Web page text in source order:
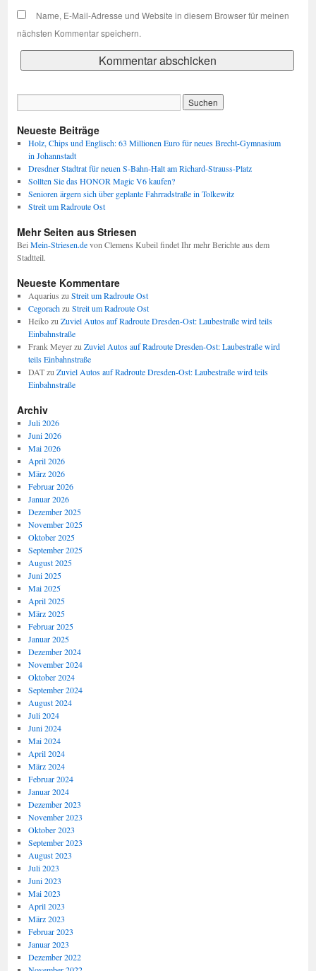
Name, E-Mail-Adresse und Website in diesem Browser für meinen
nächsten Kommentar speichern.
Neueste Beiträge
Holz, Chips und Englisch: 63 Millionen Euro für neues Brecht-Gymnasium
in Johannstadt
Dresdner Stadtrat für neuen S-Bahn-Halt am Richard-Strauss-Platz
Sollten Sie das HONOR Magic V6 kaufen?
Senioren ärgern sich über geplante Fahrradstraße in Tolkewitz
Streit um Radroute Ost
Mehr Seiten aus Striesen
BeiMein-Striesen.devon Clemens Kubeil findet Ihr mehr Berichte aus dem
Stadtteil.
Neueste Kommentare
Aquarius zuStreit um Radroute Ost
CegorachzuStreit um Radroute Ost
HeikozuZuviel Autos auf Radroute Dresden-Ost: Laubestraße wird teils
Einbahnstraße
Frank MeyerzuZuviel Autos auf Radroute Dresden-Ost: Laubestraße wird
teils Einbahnstraße
DATzuZuviel Autos auf Radroute Dresden-Ost: Laubestraße wird teils
Einbahnstraße
Archiv
Juli 2026
Juni 2026
Mai 2026
April 2026
März 2026
Februar 2026
Januar 2026
Dezember 2025
November 2025
Oktober 2025
September 2025
August 2025
Juni 2025
Mai 2025
April 2025
März 2025
Februar 2025
Januar 2025
Dezember 2024
November 2024
Oktober 2024
September 2024
August 2024
Juli 2024
Juni 2024
Mai 2024
April 2024
März 2024
Februar 2024
Januar 2024
Dezember 2023
November 2023
Oktober 2023
September 2023
August 2023
Juli 2023
Juni 2023
Mai 2023
April 2023
März 2023
Februar 2023
Januar 2023
Dezember 2022